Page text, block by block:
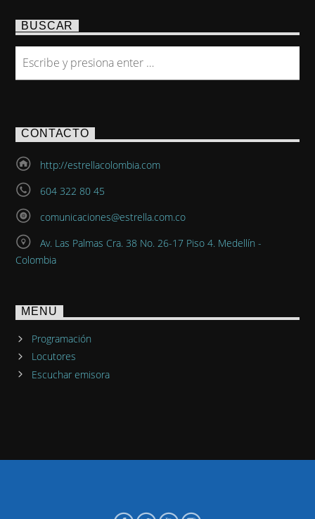
BUSCAR
CONTACTO
http://estrellacolombia.com
604 322 80 45
comunicaciones@estrella.com.co
Av. Las Palmas Cra. 38 No. 26-17 Piso 4. Medellín -
Colombia
MENU
Programación
Locutores
Escuchar emisora